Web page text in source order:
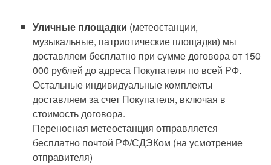
Уличные площадки (метеостанции,
музыкальные, патриотические площадки) мы
доставляем бесплатно при сумме договора от 150
000 рублей до адреса Покупателя по всей РФ.
Остальные индивидуальные комплекты
доставляем за счет Покупателя, включая в
стоимость договора.
Переносная метеостанция отправляется
бесплатно почтой РФ/СДЭКом (на усмотрение
отправителя)